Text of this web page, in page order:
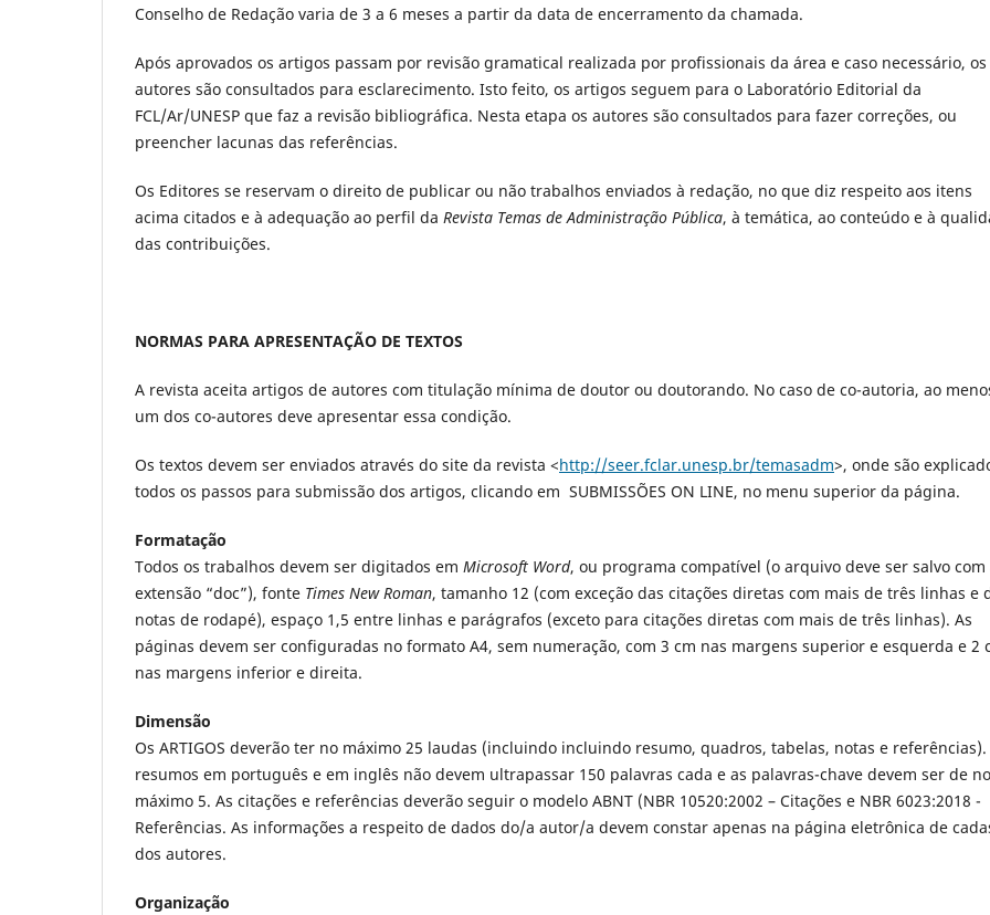
Conselho de Redação varia de 3 a 6 meses a partir da data de encerramento da chamada.
Após aprovados os artigos passam por revisão gramatical realizada por profissionais da área e caso necessário, os
autores são consultados para esclarecimento. Isto feito, os artigos seguem para o Laboratório Editorial da
FCL/Ar/UNESP que faz a revisão bibliográfica. Nesta etapa os autores são consultados para fazer correções, ou
preencher lacunas das referências.
Os Editores se reservam o direito de publicar ou não trabalhos enviados à redação, no que diz respeito aos itens
acima citados e à adequação ao perfil da Revista Temas de Administração Pública, à temática, ao conteúdo e à
das contribuições.
NORMAS PARA APRESENTAÇÃO DE TEXTOS
A revista aceita artigos de autores com titulação mínima de doutor ou doutorando. No caso de co-autoria, ao
um dos co-autores deve apresentar essa condição.
Os textos devem ser enviados através do site da revista <http://seer.fclar.unesp.br/temasadm>, onde são
todos os passos para submissão dos artigos, clicando em SUBMISSÕES ON LINE, no menu superior da página.
Formatação
Todos os trabalhos devem ser digitados em Microsoft Word, ou programa compatível (o arquivo deve ser salvo com
extensão “doc”), fonte Times New Roman, tamanho 12 (com exceção das citações diretas com mais de três linhas e
notas de rodapé), espaço 1,5 entre linhas e parágrafos (exceto para citações diretas com mais de três linhas). As
páginas devem ser configuradas no formato A4, sem numeração, com 3 cm nas margens superior e esquerda e 2
nas margens inferior e direita.
Dimensão
Os ARTIGOS deverão ter no máximo 25 laudas (incluindo incluindo resumo, quadros, tabelas, notas e referências).
resumos em português e em inglês não devem ultrapassar 150 palavras cada e as palavras-chave devem ser de no
máximo 5. As citações e referências deverão seguir o modelo ABNT (NBR 10520:2002 – Citações e NBR 6023:2018 -
Referências. As informações a respeito de dados do/a autor/a devem constar apenas na página eletrônica de
dos autores.
Organização